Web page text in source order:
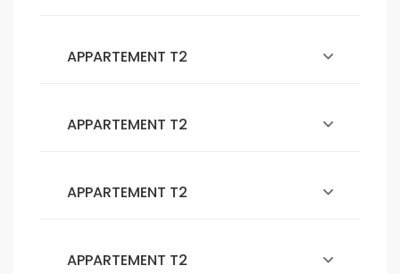
APPARTEMENT T2
APPARTEMENT T2
APPARTEMENT T2
APPARTEMENT T2